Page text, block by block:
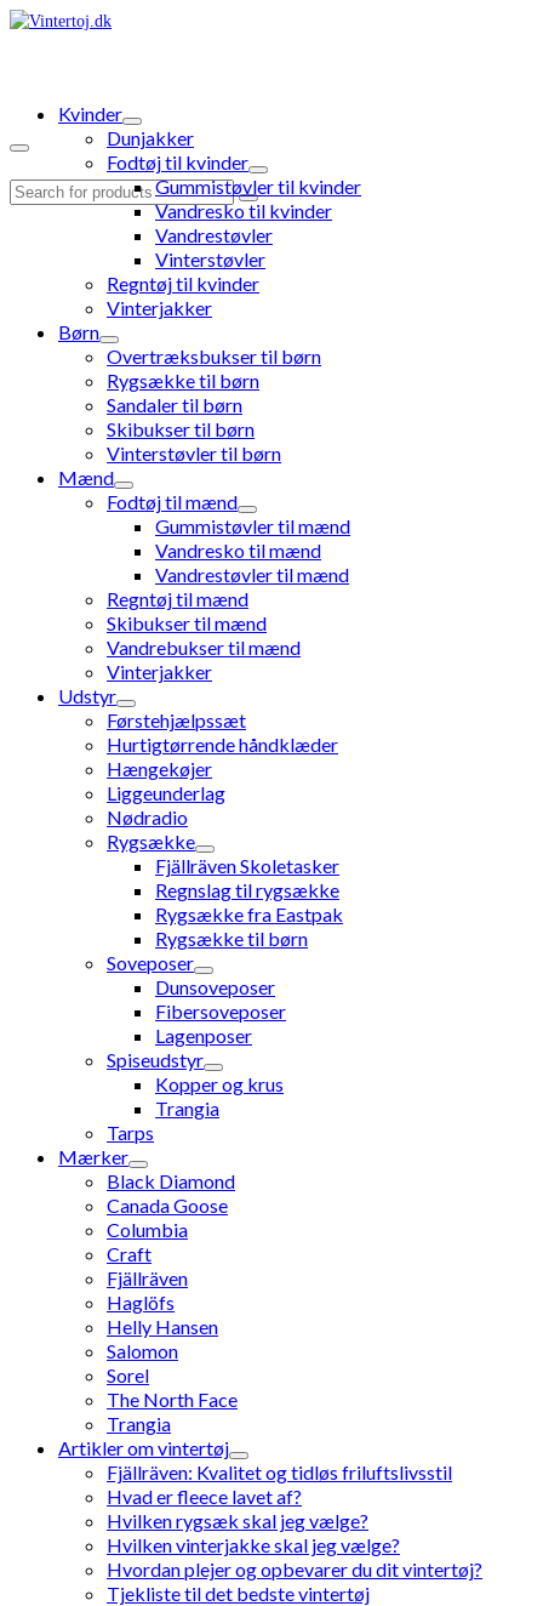
Search
Kvinder
Dunjakker
Fodtøj til kvinder
Gummistøvler til kvinder
Vandresko til kvinder
Vandrestøvler
Vinterstøvler
Regntøj til kvinder
Vinterjakker
Børn
Overtræksbukser til børn
Rygsække til børn
Sandaler til børn
Skibukser til børn
Vinterstøvler til børn
Mænd
Fodtøj til mænd
Gummistøvler til mænd
Vandresko til mænd
Vandrestøvler til mænd
Regntøj til mænd
Skibukser til mænd
Vandrebukser til mænd
Vinterjakker
Udstyr
Førstehjælpssæt
Hurtigtørrende håndklæder
Hængekøjer
Liggeunderlag
Nødradio
Rygsække
Fjällräven Skoletasker
Regnslag til rygsække
Rygsække fra Eastpak
Rygsække til børn
Soveposer
Dunsoveposer
Fibersoveposer
Lagenposer
Spiseudstyr
Kopper og krus
Trangia
Tarps
Mærker
Black Diamond
Canada Goose
Columbia
Craft
Fjällräven
Haglöfs
Helly Hansen
Salomon
Sorel
The North Face
Trangia
Artikler om vintertøj
Fjällräven: Kvalitet og tidløs friluftslivsstil
Hvad er fleece lavet af?
Hvilken rygsæk skal jeg vælge?
Hvilken vinterjakke skal jeg vælge?
Hvordan plejer og opbevarer du dit vintertøj?
Tjekliste til det bedste vintertøj